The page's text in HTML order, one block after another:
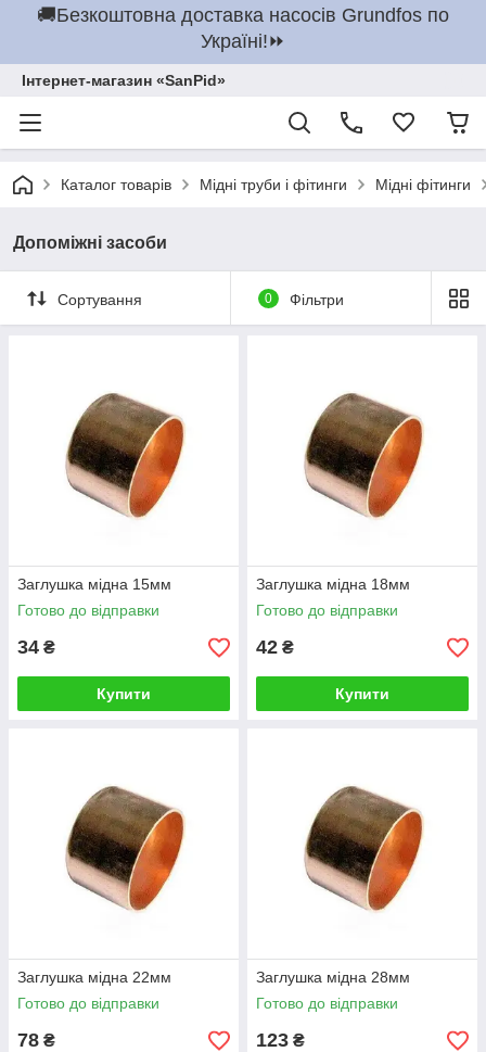
🚚Безкоштовна доставка насосів Grundfos по
Україні!⏩
Інтернет-магазин «SanPid»
Каталог товарів Мідні труби і фітинги Мідні фітинги
Допоміжні засоби
Сортування 0 Фільтри
Заглушка мідна 15мм
Готово до відправки
34 ₴
Купити
Заглушка мідна 18мм
Готово до відправки
42 ₴
Купити
Заглушка мідна 22мм
Готово до відправки
78 ₴
Заглушка мідна 28мм
Готово до відправки
123 ₴